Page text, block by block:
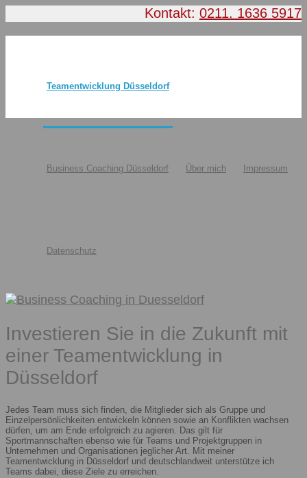
Kontakt: 0211. 1636 5917
Teamentwicklung Düsseldorf
Business Coaching Düsseldorf Über mich Impressum
Datenschutz
Investieren Sie in die Zukunft mit
einer Teamentwicklung in
Düsseldorf
Jedes Team muss sich finden, die Mitglieder sich als Gruppe und
Einzelpersönlichkeiten entwickeln können sowie an Konflikten wachsen
dürfen, um am Ende erfolgreich zu agieren. Das gilt für
Sportmannschaften ebenso wie für Teams und Projektgruppen in
Unternehmen und Organisationen jeglicher Art. Mit meiner
Teamentwicklung in Düsseldorf und deutschlandweit unterstütze ich
Teams dabei, diese Ziele zu erreichen.